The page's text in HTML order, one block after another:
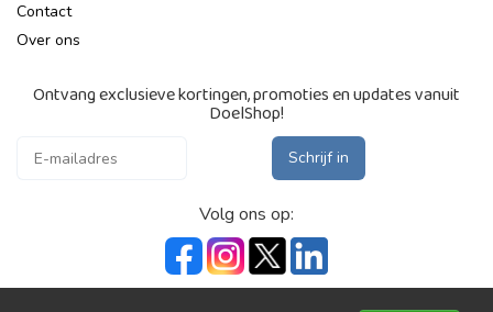
Contact
Over ons
Ontvang exclusieve kortingen, promoties en updates vanuit
DoelShop!
Schrijf in
Volg ons op: